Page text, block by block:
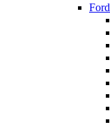
Ford